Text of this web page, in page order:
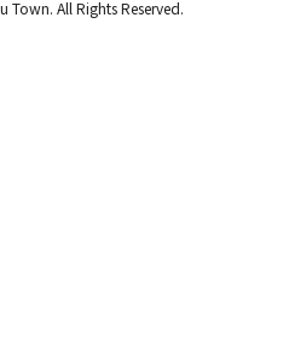
All Rights Reserved.